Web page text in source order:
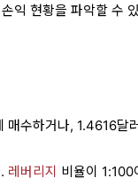
익 현황을 파악할 수
수하거나, 1.4616달
레버리지 비율이 1:100